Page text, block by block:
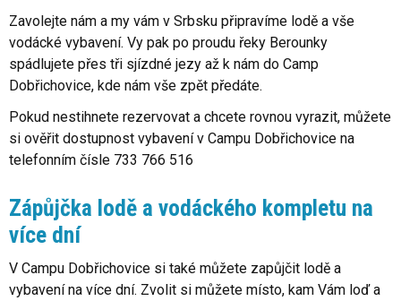
Zavolejte nám a my vám v Srbsku připravíme lodě a vše
vodácké vybavení. Vy pak po proudu řeky Berounky
spádlujete přes tři sjízdné jezy až k nám do Camp
Dobřichovice, kde nám vše zpět předáte.
Pokud nestihnete rezervovat a chcete rovnou vyrazit, můžete
si ověřit dostupnost vybavení v Campu Dobřichovice na
telefonním čísle 733 766 516
Zápůjčka lodě a vodáckého kompletu na
více dní
V Campu Dobřichovice si také můžete zapůjčit lodě a
vybavení na více dní. Zvolit si můžete místo, kam Vám loď a